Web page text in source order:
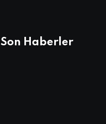
Son Haberler